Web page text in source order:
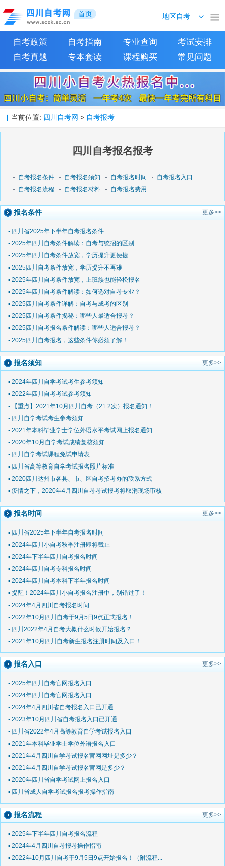
首页
自考政策 自考指南 专业查询
考试安排
自考真题
专本套读 课程购买 常见问题
当前位置: 四川自考网 > 自考报考
四川自考报名报考
自考报名条件 自考报名须知 自考报名时间
自考报名入口
自考报名流程
自考报名材料 自考报名费用
报名条件 更多>>
▪ 四川省2025年下半年自考报名条件
▪ 2025年四川自考条件解读：自考与统招的区别
▪ 2025年四川自考条件放宽，学历提升更便捷
▪ 2025四川自考条件放宽，学历提升不再难
▪ 2025年四川自考条件放宽，上班族也能轻松报名
▪ 2025年四川自考条件解读：如何选对自考专业？
▪ 2025四川自考条件详解：自考与成考的区别
▪ 2025四川自考条件揭秘：哪些人最适合报考？
▪ 2025四川自考报名条件解读：哪些人适合报考？
▪ 2025四川自考报名，这些条件你必须了解！
报名须知 更多>>
▪ 2024年四川自学考试考生参考须知
▪ 2022年四川自考考试参考须知
▪ 【重点】2021年10月四川自考（21.2次）报名通知！
▪ 四川自学考试考生参考须知
▪ 2021年本科毕业学士学位外语水平考试网上报名通知
▪ 2020年10月自学考试成绩复核须知
▪ 四川自学考试课程免试申请表
▪ 四川省高等教育自学考试报名照片标准
▪ 2020四川达州市各县、市、区自考招考办的联系方式
▪ 疫情之下，2020年4月四川自考考试报考将取消现场审核
报名时间 更多>>
▪ 四川省2025年下半年自考报名时间
▪ 2024年四川小自考秋季注册即将截止
▪ 2024年下半年四川自考报名时间
▪ 2024年四川自考专科报名时间
▪ 2024年四川自考本科下半年报名时间
▪ 提醒！2024年四川小自考报名注册中，别错过了！
▪ 2024年4月四川自考报名时间
▪ 2022年10月四川自考于9月5日9点正式报名！
▪ 四川2022年4月自考大概什么时候开始报名？
▪ 2021年10月四川自考新生报名注册时间及入口！
报名入口 更多>>
▪ 2025年四川自考官网报名入口
▪ 2024年四川自考官网报名入口
▪ 2024年4月四川省自考报名入口已开通
▪ 2023年10月四川省自考报名入口已开通
▪ 四川省2022年4月高等教育自学考试报名入口
▪ 2021年本科毕业学士学位外语报名入口
▪ 2021年4月四川自学考试报名官网网址是多少？
▪ 2021年4月四川自学考试报名官网是多少？
▪ 2020年四川省自学考试网上报名入口
▪ 四川省成人自学考试报名报考操作指南
报名流程 更多>>
▪ 2025年下半年四川自考报名流程
▪ 2024年4月四川自考报考操作指南
▪ 2022年10月四川自考于9月5日9点开始报名！（附流程...